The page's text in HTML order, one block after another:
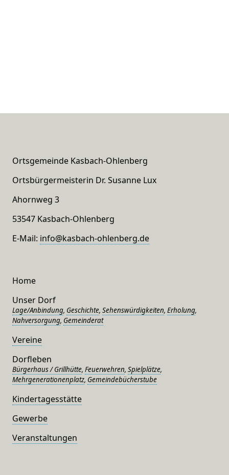
Ortsgemeinde Kasbach-Ohlenberg
Ortsbürgermeisterin Dr. Susanne Lux
Ahornweg 3
53547 Kasbach-Ohlenberg
E-Mail: info@kasbach-ohlenberg.de
Home
Unser Dorf
Lage/Anbindung, Geschichte, Sehenswürdigkeiten, Erholung,
Nahversorgung, Gemeinderat
Vereine
Dorfleben
Bürgerhaus / Grillhütte, Feuerwehren, Spielplätze,
Mehrgenerationenplatz, Gemeindebücherstube
Kindertagesstätte
Gewerbe
Veranstaltungen